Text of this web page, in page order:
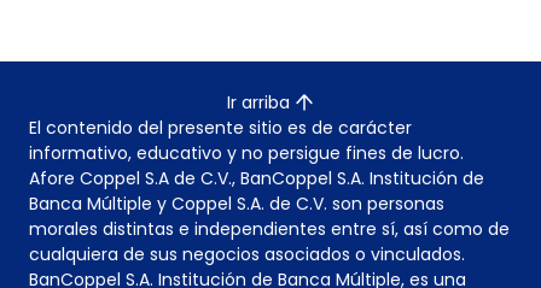
Ir arriba
El contenido del presente sitio es de carácter
informativo, educativo y no persigue fines de lucro.
Afore Coppel S.A de C.V., BanCoppel S.A. Institución de
Banca Múltiple y Coppel S.A. de C.V. son personas
morales distintas e independientes entre sí, así como de
cualquiera de sus negocios asociados o vinculados.
BanCoppel S.A. Institución de Banca Múltiple, es una